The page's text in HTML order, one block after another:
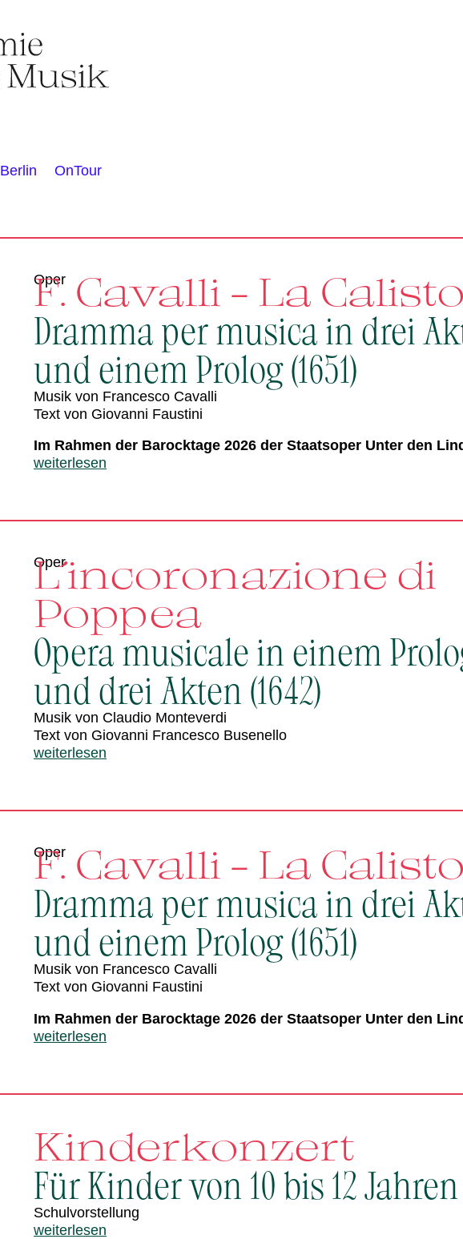
Berlin OnTour
Oper
F. Cavalli - La
Dramma per musica in drei
und einem Prolog (1651)
Musik von Francesco Cavalli
Text von Giovanni Faustini
Im Rahmen der Barocktage 2026 der Staatsoper Unter den
weiterlesen
Oper
L´incoronazione di
Poppea
Opera musicale in einem
und drei Akten (1642)
Musik von Claudio Monteverdi
Text von Giovanni Francesco Busenello
weiterlesen
Oper
F. Cavalli - La
Dramma per musica in drei
und einem Prolog (1651)
Musik von Francesco Cavalli
Text von Giovanni Faustini
Im Rahmen der Barocktage 2026 der Staatsoper Unter den
weiterlesen
Kinderkonzert
Für Kinder von 10 bis 12 Jahren
Schulvorstellung
weiterlesen